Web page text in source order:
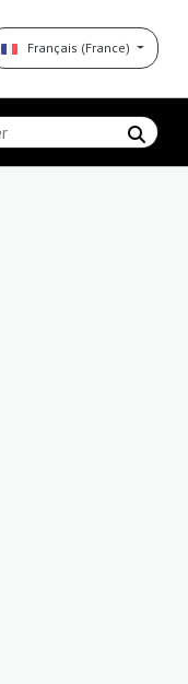
Français (France)